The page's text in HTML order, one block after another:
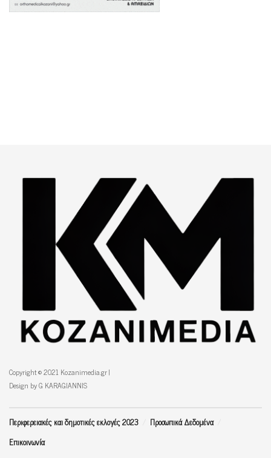
Copyright © 2021 Kozanimedia.gr |
Design by G KARAGIANNIS
Περιφερειακές και δημοτικές εκλογές 2023
Προσωπικά Δεδομένα
Επικοινωνία